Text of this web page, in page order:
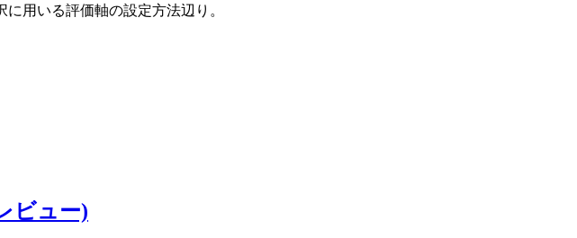
用いる評価軸の設定方法辺り。
ビュー)